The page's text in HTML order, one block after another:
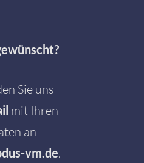
Sie uns
mit Ihren
an
vm.de.